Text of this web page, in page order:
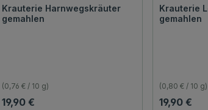
Krauterie Harnwegskräuter
gemahlen
(0,76 € / 10 g)
Regulärer Preis:
19,90 €
Krauterie
gemahlen
(0,80 € / 10 g)
Regulärer
19,90 €